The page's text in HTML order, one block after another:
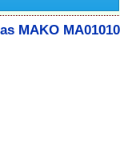
MAKO MA01010